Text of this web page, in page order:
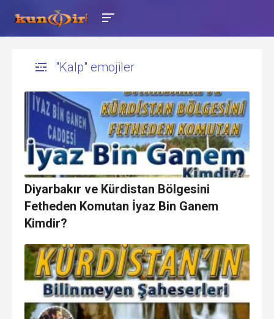
"Kalp" emojiler
Diyarbakır ve Kürdistan Bölgesini
Fetheden Komutan İyaz Bin Ganem
Kimdir?